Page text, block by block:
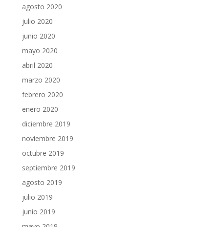
agosto 2020
julio 2020
junio 2020
mayo 2020
abril 2020
marzo 2020
febrero 2020
enero 2020
diciembre 2019
noviembre 2019
octubre 2019
septiembre 2019
agosto 2019
julio 2019
junio 2019